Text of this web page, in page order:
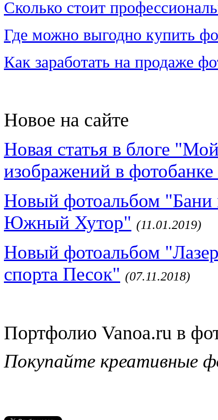
Сколько стоит
Где можно выгодно купить
Как заработать на продаже
Новое на сайте
Новая статья в блоге
изображений в
Новый фотоальбом "Бани
Южный Хутор" (11.01.2019)
Новый фотоальбом
спорта Песок" (07.11.2018)
Портфолио Vanoa.ru в
Покупайте креативные